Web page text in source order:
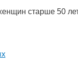
старше 50